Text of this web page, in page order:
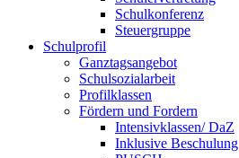
Schulkonferenz
Steuergruppe
Schulprofil
Ganztagsangebot
Schulsozialarbeit
Profilklassen
Fördern und Fordern
Intensivklassen/ DaZ
Inklusive Beschulung